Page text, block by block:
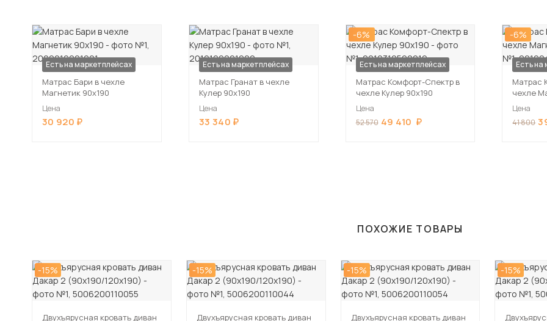
Есть на маркетплейсах
Матрас Бари в чехле
Магнетик 90х190
Цена
30 920
Есть на маркетплейсах
Матрас Гранат в чехле
Кулер 90х190
Цена
33 340
-6%
Есть на маркетплейсах
Матрас Комфорт-Спектр в
чехле Кулер 90х190
Цена
52 570 49 410
-6%
Есть на
Матрас
чехле
Цена
41 800
ПОХОЖИЕ ТОВАРЫ
-15%
Двухъярусная кровать диван
-15%
Двухъярусная кровать диван
-15%
Двухъярусная кровать диван
-15%